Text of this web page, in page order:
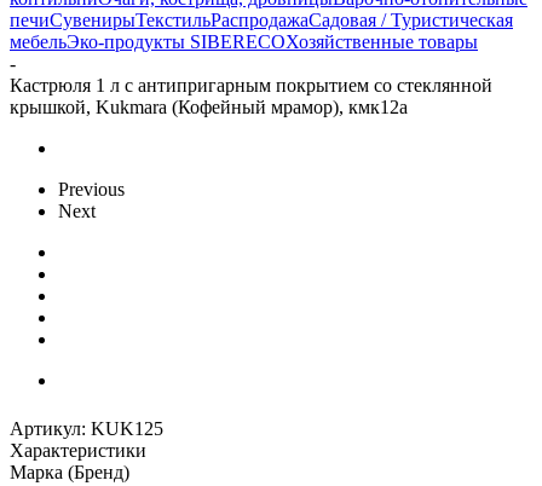
печиСувенирыТекстильРаспродажаСадовая / Туристическая
мебельЭко-продукты SIBERECOХозяйственные товары
-
Кастрюля 1 л с антипригарным покрытием со стеклянной
крышкой, Kukmara (Кофейный мрамор), кмк12а
Previous
Next
Артикул: KUK125
Характеристики
Марка (Бренд)